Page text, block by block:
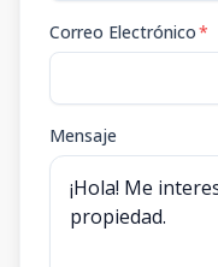
Correo Electrónico*
Mensaje